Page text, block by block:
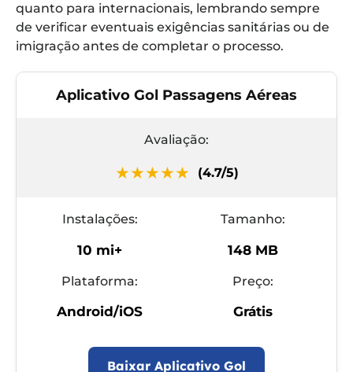
quanto para internacionais, lembrando sempre
de verificar eventuais exigências sanitárias ou de
imigração antes de completar o processo.
Aplicativo Gol Passagens Aéreas
Avaliação:
★★★★★ (4.7/5)
Instalações:
10 mi+
Tamanho:
148 MB
Plataforma:
Android/iOS
Preço:
Grátis
Baixar Aplicativo Gol